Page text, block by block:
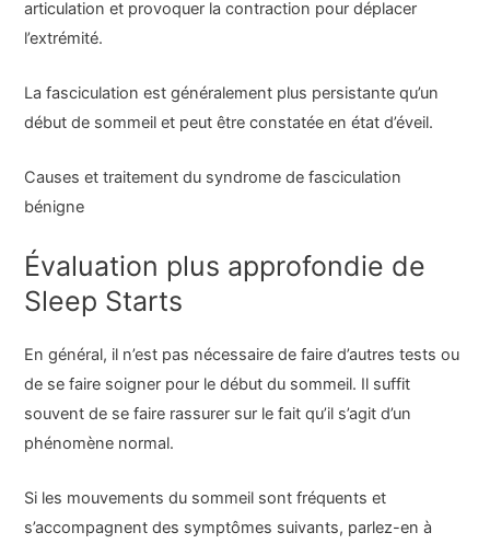
articulation et provoquer la contraction pour déplacer
l’extrémité.
La fasciculation est généralement plus persistante qu’un
début de sommeil et peut être constatée en état d’éveil.
Causes et traitement du syndrome de fasciculation
bénigne
Évaluation plus approfondie de
Sleep Starts
En général, il n’est pas nécessaire de faire d’autres tests ou
de se faire soigner pour le début du sommeil. Il suffit
souvent de se faire rassurer sur le fait qu’il s’agit d’un
phénomène normal.
Si les mouvements du sommeil sont fréquents et
s’accompagnent des symptômes suivants, parlez-en à